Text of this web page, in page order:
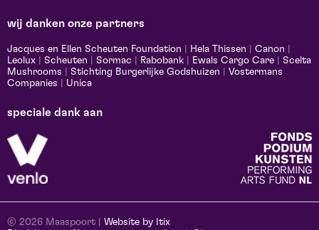
wij danken onze partners
Jacques en Ellen Scheuten Foundation Hela Thissen Canon
Leolux
Scheuten Sormac Rabobank Ewals Cargo Care
Scelta
Mushrooms
Stichting Burgerlijke Godshuizen
Vostermans
Companies
Unica
speciale dank aan
© 2026 Maaspoort | Website by Itix